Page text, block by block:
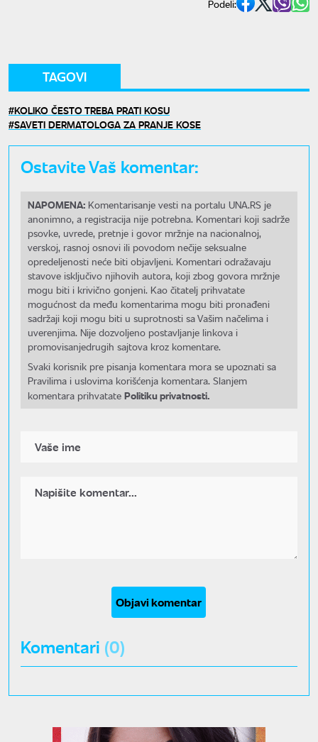
Podeli:
TAGOVI
KOLIKO ČESTO TREBA PRATI KOSU
SAVETI DERMATOLOGA ZA PRANJE KOSE
Ostavite Vaš komentar:
NAPOMENA: Komentarisanje vesti na portalu UNA.RS je
anonimno, a registracija nije potrebna. Komentari koji sadrže
psovke, uvrede, pretnje i govor mržnje na nacionalnoj,
verskoj, rasnoj osnovi ili povodom nečije seksualne
opredeljenosti neće biti objavljeni. Komentari odražavaju
stavove isključivo njihovih autora, koji zbog govora mržnje
mogu biti i krivično gonjeni. Kao čitatelj prihvatate
mogućnost da među komentarima mogu biti pronađeni
sadržaji koji mogu biti u suprotnosti sa Vašim načelima i
uverenjima. Nije dozvoljeno postavljanje linkova i
promovisanjedrugih sajtova kroz komentare.
Svaki korisnik pre pisanja komentara mora se upoznati sa
Pravilima i uslovima korišćenja komentara. Slanjem
komentara prihvatate Politiku privatnosti.
Objavi komentar
Komentari (0)